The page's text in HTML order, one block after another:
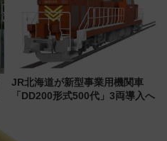
JR北海道が新型事業用機関車
「DD200形式500代」3両導入へ